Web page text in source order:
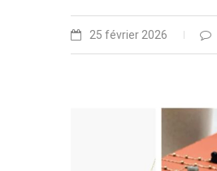
25 février 2026